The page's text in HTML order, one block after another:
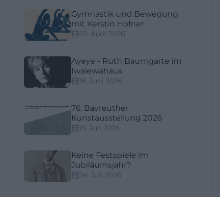
Gymnastik und Bewegung
mit Kerstin Hofner
22. April 2026
Ayeye - Ruth Baumgarte im
Iwalewahaus
18. Juni 2026
76. Bayreuther
Kunstausstellung 2026
19. Juli 2026
Keine Festspiele im
Jubiläumsjahr?
24. Juli 2026